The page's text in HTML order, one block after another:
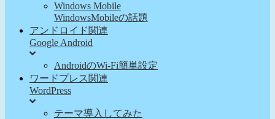
Windows Mobile
WindowsMobileの話題
アンドロイド関連
Google Android
AndroidのWi-Fi簡単設定
ワードプレス関連
WordPress
テーマ導入してみた